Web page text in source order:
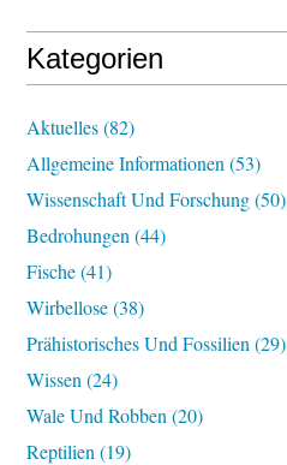
Kategorien
Aktuelles(82)
Allgemeine Informationen (53)
Wissenschaft Und Forschung(50)
Bedrohungen (44)
Fische(41)
Wirbellose(38)
Prähistorisches Und Fossilien (29)
Wissen (24)
Wale Und Robben (20)
Reptilien (19)